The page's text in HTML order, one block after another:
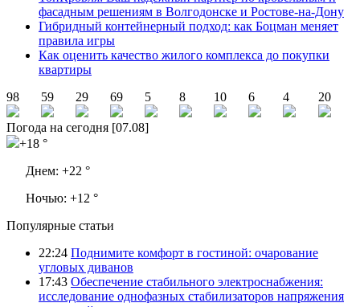
фасадным решениям в Волгодонске и Ростове-на-Дону
Гибридный контейнерный подход: как Боцман меняет
правила игры
Как оценить качество жилого комплекса до покупки
квартиры
98
59 29 69 5 8 10 6 4 20
Погода на сегодня [07.08]
+18 °
Днем: +22 °
Ночью: +12 °
Популярные статьи
22:24 Поднимите комфорт в гостиной: очарование
угловых диванов
17:43 Обеспечение стабильного электроснабжения:
исследование однофазных стабилизаторов напряжения